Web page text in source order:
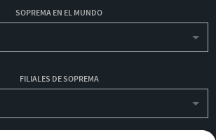
SOPREMA EN EL MUNDO
FILIALES DE SOPREMA